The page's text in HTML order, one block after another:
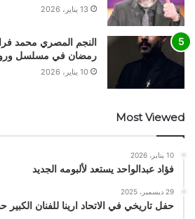
13 يناير، 2026
النجم المصري محمد
رمضان في مسلسل
10 يناير، 2026
Most Viewed
10 يناير، 2026
فؤاد عبدالواحد يستعد لألبومه الجديد
29 ديسمبر، 2025
حفل تاريخي في الاتحاد ارينا للفنان